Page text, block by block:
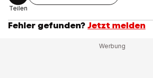
Teilen
Fehler gefunden? Jetzt melden